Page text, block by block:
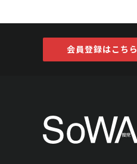
会員登録はこちら